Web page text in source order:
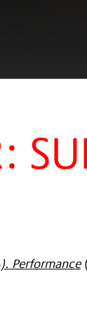
sungazing (رضایت). Performance (